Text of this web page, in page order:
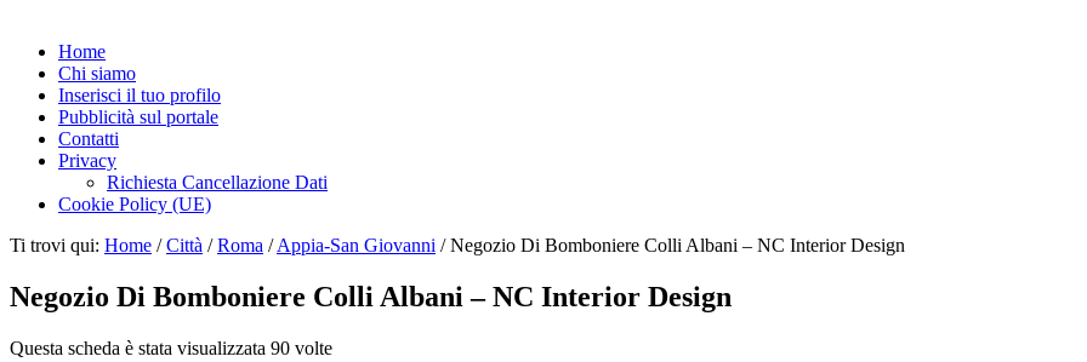
Home
Chi siamo
Inserisci il tuo profilo
Pubblicità sul portale
Contatti
Privacy
Richiesta Cancellazione Dati
Cookie Policy (UE)
Ti trovi qui: Home / Città / Roma / Appia-San Giovanni /Negozio Di Bomboniere Colli Albani – NC Interior Design
Negozio Di Bomboniere Colli Albani – NC Interior Design
Questa scheda è stata visualizzata 90 volte